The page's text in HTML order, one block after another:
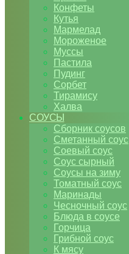
Конфеты
Кутья
Мармелад
Мороженое
Муссы
Пастила
Пудинг
Сорбет
Тирамису
Халва
СОУСЫ
Сборник соусов
Сметанный соус
Соевый соус
Соус сырный
Соусы на зиму
Томатный соус
Маринады
Чесночный соус
Блюда в соусе
Горчица
Грибной соус
К мясу